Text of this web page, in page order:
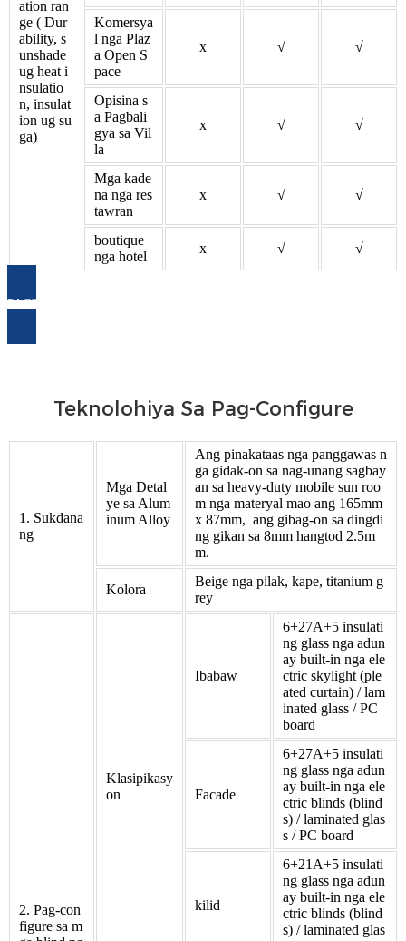
ation ran
ge ( Dur
ability, s
unshade
ug heat i
nsulatio
n, insulat
ion ug su
ga)
Komersya
l nga Plaz
a Open S
pace
x √ √
Opisina s
a Pagbali
gya sa Vil
la
x √ √
Mga kade
na nga res
tawran
x √ √
boutique
nga hotel
x √ √
PAGPANGITA KARON
Teknolohiya Sa Pag-Configure
1. Sukdana
ng
Mga Detal
ye sa Alum
inum Alloy
Ang pinakataas nga panggawas n
ga gidak-on sa nag-unang sagbay
an sa heavy-duty mobile sun roo
m nga materyal mao ang 165mm
x 87mm, ang gibag-on sa dingdi
ng gikan sa 8mm hangtod 2.5m
m.
Kolora
Beige nga pilak, kape, titanium g
rey
2. Pag-con
figure sa m
Klasipikasy
on
Ibabaw
6+27A+5 insulati
ng glass nga adun
ay built-in nga ele
ctric skylight (ple
ated curtain) / lam
inated glass / PC
board
Facade
6+27A+5 insulati
ng glass nga adun
ay built-in nga ele
ctric blinds (blind
s) / laminated glas
s / PC board
kilid
6+21A+5 insulati
ng glass nga adun
ay built-in nga ele
ctric blinds (blind
s) / laminated glas